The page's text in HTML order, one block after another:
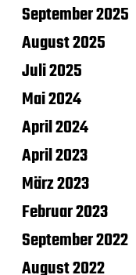
September 2025
August 2025
Juli 2025
Mai 2024
April 2024
April 2023
März 2023
Februar 2023
September 2022
August 2022